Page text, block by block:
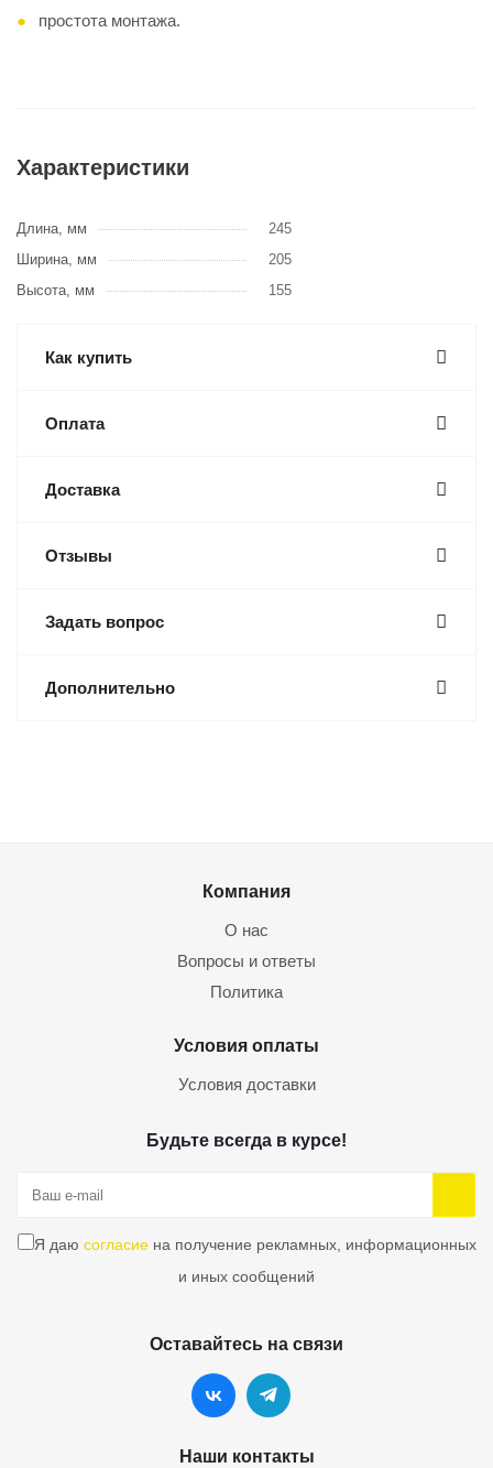
простота монтажа.
Характеристики
Длина, мм
245
Ширина, мм
205
Высота, мм
155
Как купить
Оплата
Доставка
Отзывы
Задать вопрос
Дополнительно
Компания
О нас
Вопросы и ответы
Политика
Условия оплаты
Условия доставки
Будьте всегда в курсе!
Я даю согласиена получение рекламных, информационных
и иных сообщений
Оставайтесь на связи
Наши контакты